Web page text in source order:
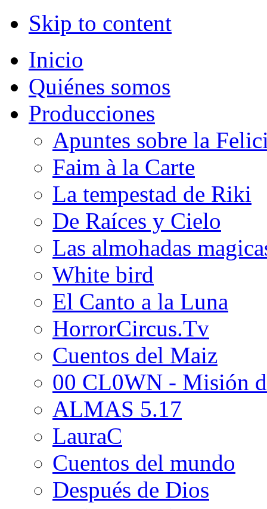
Skip to content
Inicio
Quiénes somos
Producciones
Apuntes sobre la
Faim à la Carte
La tempestad de Riki
De Raíces y Cielo
Las almohadas
White bird
El Canto a la Luna
HorrorCircus.Tv
Cuentos del Maiz
00 CL0WN - Misión
ALMAS 5.17
LauraC
Cuentos del mundo
Después de Dios